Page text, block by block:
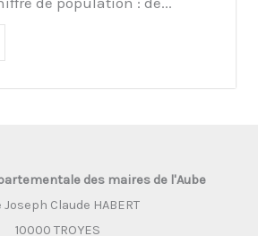
des maires de l'Aube
Joseph Claude HABERT
10000 TROYES